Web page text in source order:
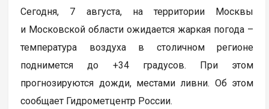
Сегодня, 7 августа, на территории Москвы
и Московской области ожидается жаркая погода –
температура воздуха в столичном регионе
поднимется до +34 градусов. При этом
прогнозируются дожди, местами ливни. Об этом
сообщает Гидрометцентр России.